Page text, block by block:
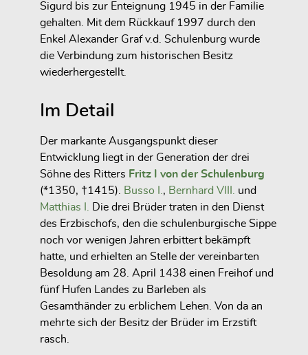
Sigurd bis zur Enteignung 1945 in der Familie
gehalten. Mit dem Rückkauf 1997 durch den
Enkel Alexander Graf v.d. Schulenburg wurde
die Verbindung zum historischen Besitz
wiederhergestellt.
Im Detail
Der markante Ausgangspunkt dieser
Entwicklung liegt in der Generation der drei
Söhne des Ritters Fritz I von der Schulenburg
(*1350, †1415). Busso I., Bernhard VIII. und
Matthias I. Die drei Brüder traten in den Dienst
des Erzbischofs, den die schulenburgische Sippe
noch vor wenigen Jahren erbittert bekämpft
hatte, und erhielten an Stelle der vereinbarten
Besoldung am 28. April 1438 einen Freihof und
fünf Hufen Landes zu Barleben als
Gesamthänder zu erblichem Lehen. Von da an
mehrte sich der Besitz der Brüder im Erzstift
rasch.